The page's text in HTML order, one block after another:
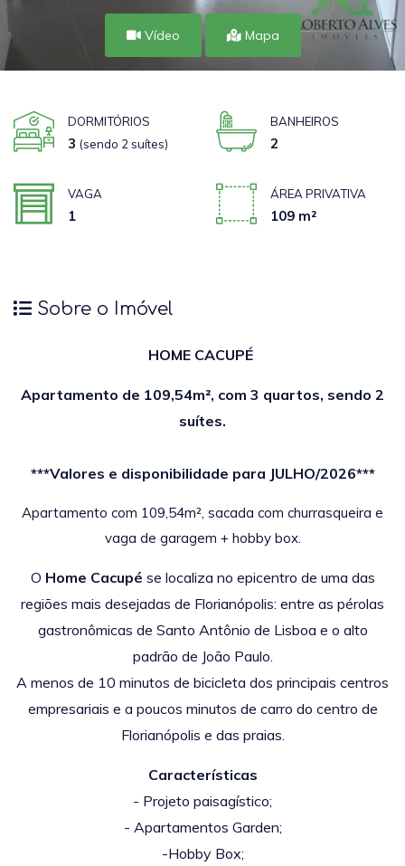
Vídeo Mapa
DORMITÓRIOS
3 (sendo 2 suítes)
BANHEIROS
2
VAGA
1
ÁREA PRIVATIVA
109 m²
Sobre o Imóvel
HOME CACUPÉ
Apartamento de 109,54m², com 3 quartos, sendo 2
suítes.
***Valores e disponibilidade para JULHO/2026***
Apartamento com 109,54m², sacada com churrasqueira e
vaga de garagem + hobby box.
O Home Cacupé se localiza no epicentro de uma das
regiões mais desejadas de Florianópolis: entre as pérolas
gastronômicas de Santo Antônio de Lisboa e o alto
padrão de João Paulo.
A menos de 10 minutos de bicicleta dos principais centros
empresariais e a poucos minutos de carro do centro de
Florianópolis e das praias.
Características
- Projeto paisagístico;
- Apartamentos Garden;
-Hobby Box;